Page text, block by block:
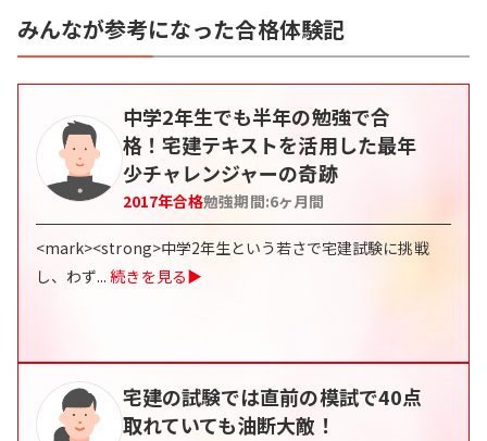
みんなが参考になった合格体験記
中学2年生でも半年の勉強で合
格！宅建テキストを活用した最年
少チャレンジャーの奇跡
2017年合格勉強期間:6ヶ月間
<mark><strong>中学2年生という若さで宅建試験に挑戦
し、わず... 続きを見る▶
宅建の試験では直前の模試で40点
取れていても油断大敵！